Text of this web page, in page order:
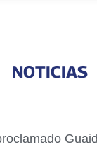
NOTICIAS